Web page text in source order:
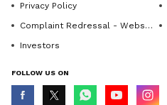
Privacy Policy
Complaint Redressal - Website
Investors
FOLLOW US ON